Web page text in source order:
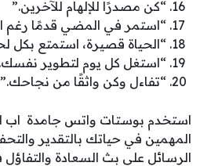
“كن مصدرًا للإلهام للآخرين.”
“استمر في المضي قدمًا رغم
“الحياة قصيرة، استمتع بكل
“استغل كل يوم لتطوير
“تفاءل وكن واثقًا من نجاحك.”
استخدم بوستات واتس جامدة اب
المهمين في حياتك بالتقدير
الرسائل على بث السعادة